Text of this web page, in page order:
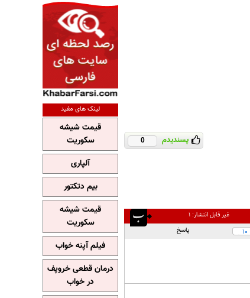
پسندیدم 0
غیر قابل انتشار:۱
10 پاسخ
لینک های مفید
قیمت شیشه
سکوریت
آلپاری
بیم دتکتور
قیمت شیشه
سکوریت
فیلم آپنه خواب
درمان قطعی خروپف
در خواب